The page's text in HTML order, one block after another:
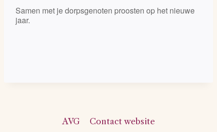
Samen met je dorpsgenoten proosten op het nieuwe
jaar.
AVG Contact website